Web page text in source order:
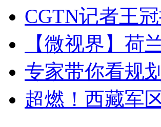
CGTN记者王
【微视界】荷
专家带你看规
超燃！西藏军